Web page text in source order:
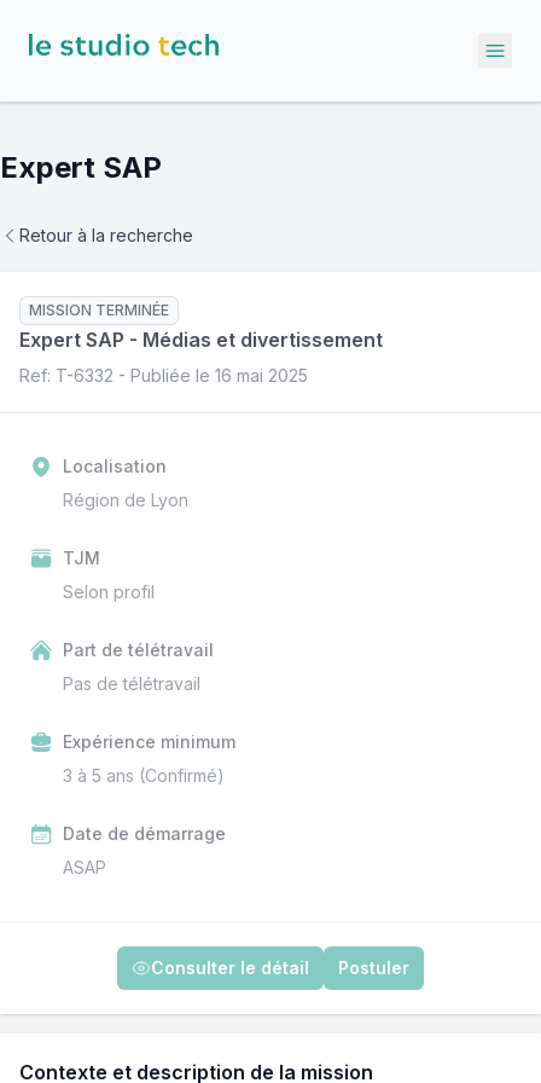
Expert SAP
Retour à la recherche
Expert SAP - Médias et divertissement
MISSION TERMINÉE
Ref: T-6332 - Publiée le 16 mai 2025
Localisation
Région de Lyon
TJM
Selon profil
Part de télétravail
Pas de télétravail
Expérience minimum
3 à 5 ans (Confirmé)
Date de démarrage
ASAP
Consulter le détail Postuler
Contexte et description de la mission